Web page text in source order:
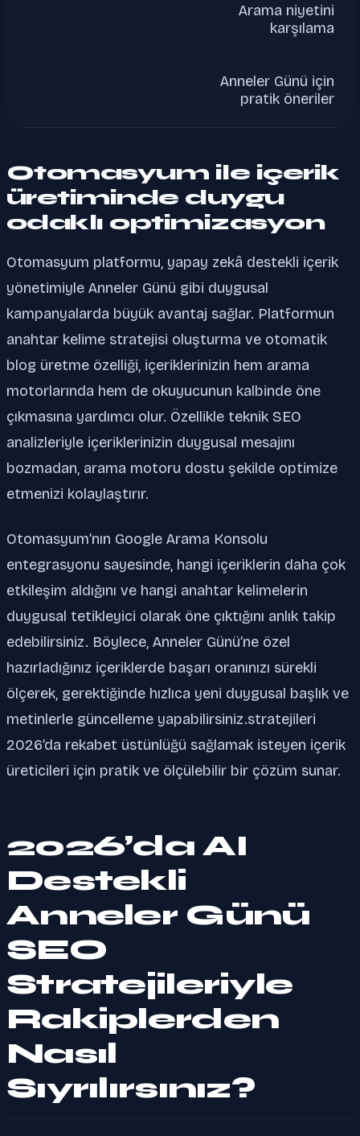
Arama niyetini
karşılama
Anneler Günü için
pratik öneriler
Otomasyum ile içerik
üretiminde duygu
odaklı optimizasyon
Otomasyum platformu, yapay zekâ destekli içerik
yönetimiyle Anneler Günü gibi duygusal
kampanyalarda büyük avantaj sağlar. Platformun
anahtar kelime stratejisi oluşturma ve otomatik
blog üretme özelliği, içeriklerinizin hem arama
motorlarında hem de okuyucunun kalbinde öne
çıkmasına yardımcı olur. Özellikle teknik SEO
analizleriyle içeriklerinizin duygusal mesajını
bozmadan, arama motoru dostu şekilde optimize
etmenizi kolaylaştırır.
Otomasyum’nın Google Arama Konsolu
entegrasyonu sayesinde, hangi içeriklerin daha çok
etkileşim aldığını ve hangi anahtar kelimelerin
duygusal tetikleyici olarak öne çıktığını anlık takip
edebilirsiniz. Böylece, Anneler Günü’ne özel
hazırladığınız içeriklerde başarı oranınızı sürekli
ölçerek, gerektiğinde hızlıca yeni duygusal başlık ve
metinlerle güncelleme yapabilirsiniz.stratejileri
2026’da rekabet üstünlüğü sağlamak isteyen içerik
üreticileri için pratik ve ölçülebilir bir çözüm sunar.
2026’da AI
Destekli
Anneler Günü
SEO
Stratejileriyle
Rakiplerden
Nasıl
Sıyrılırsınız?